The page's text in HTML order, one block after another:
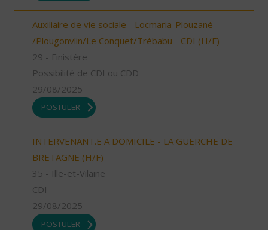
Auxiliaire de vie sociale - Locmaria-Plouzané
/Plougonvlin/Le Conquet/Trébabu - CDI (H/F)
29 - Finistère
Possibilité de CDI ou CDD
29/08/2025
POSTULER
INTERVENANT.E A DOMICILE - LA GUERCHE DE
BRETAGNE (H/F)
35 - Ille-et-Vilaine
CDI
29/08/2025
POSTULER